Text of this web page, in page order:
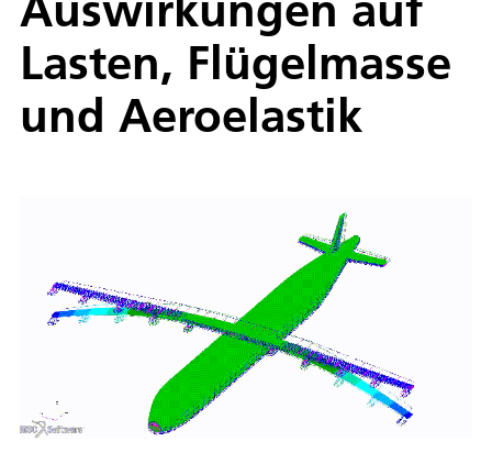
Lasten, Flügelmasse
und Aeroelastik